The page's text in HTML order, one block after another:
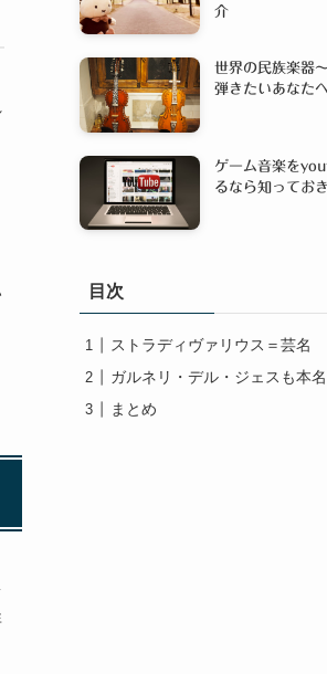
介
世界の民族楽器
弾きたいあなた
ゲーム音楽を
るなら知ってお
目次
ストラディヴァリウス＝芸名
ガルネリ・デル・ジェスも本
まとめ